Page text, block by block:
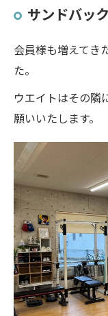
サンドバッ
会員様も増えてき
た。
ウエイトはその隣
願いいたします。